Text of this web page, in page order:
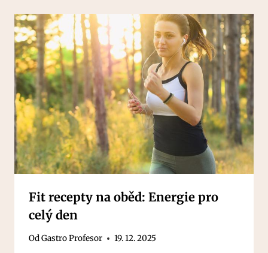
Fit recepty na oběd: Energie pro
celý den
OdGastro Profesor 19. 12. 2025